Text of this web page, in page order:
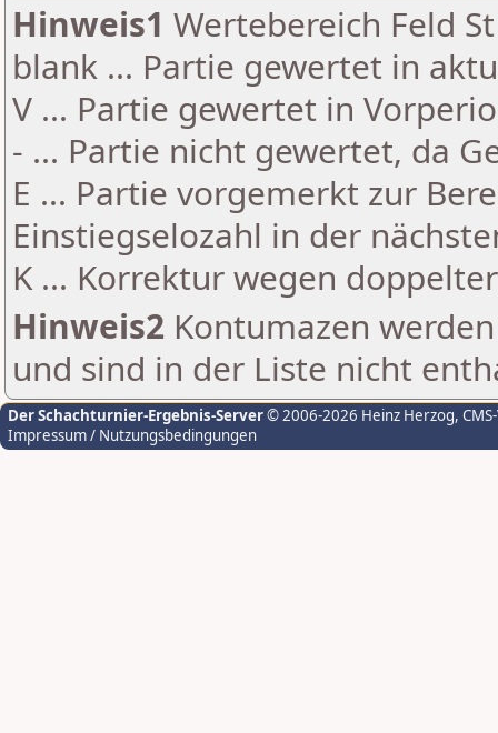
Hinweis1 Wertebereich Feld
blank ... Partie gewertet in
V ... Partie gewertet in
- ... Partie nicht gewertet, da
E ... Partie vorgemerkt zur
Einstiegselozahl in der
K ... Korrektur wegen
Hinweis2 Kontumazen
und sind in der Liste nicht
Der Schachturnier-Ergebnis-Server© 2006-2026 Heinz Herzog,
Impressum / Nutzungsbedingungen